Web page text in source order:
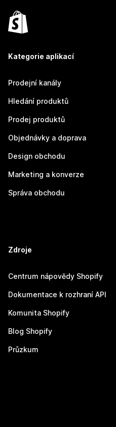
Kategorie aplikací
Prodejní kanály
Hledání produktů
Prodej produktů
Objednávky a doprava
Design obchodu
Marketing a konverze
Správa obchodu
Zdroje
Centrum nápovědy Shopify
Dokumentace k rozhraní API
Komunita Shopify
Blog Shopify
Průzkum